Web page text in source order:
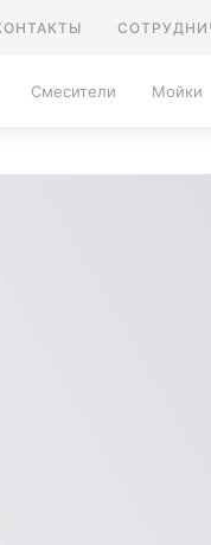
Смесители Мойки